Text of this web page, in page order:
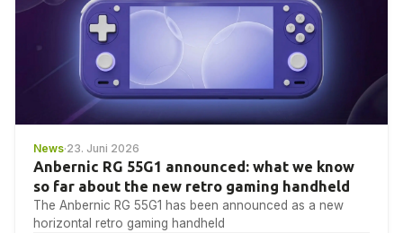
News·23. Juni 2026
Anbernic RG 55G1 announced: what we know
so far about the new retro gaming handheld
The Anbernic RG 55G1 has been announced as a new
horizontal retro gaming handheld